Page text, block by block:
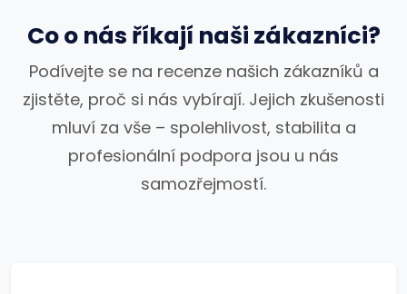
Co o nás říkají naši zákazníci?
Podívejte se na recenze našich zákazníků a
zjistěte, proč si nás vybírají. Jejich zkušenosti
mluví za vše – spolehlivost, stabilita a
profesionální podpora jsou u nás
samozřejmostí.